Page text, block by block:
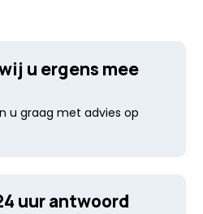
u ergens mee
u graag met advies op
uur antwoord